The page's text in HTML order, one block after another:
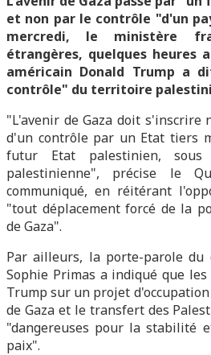
et non par le contrôle "d'un
mercredi, le ministère
étrangères, quelques heures
américain Donald Trump a
contrôle" du territoire
"L'avenir de Gaza doit s'inscrire
d'un contrôle par un Etat tiers
futur Etat palestinien,
palestinienne", précise le
communiqué, en réitérant
"tout déplacement forcé de la
de Gaza".
Par ailleurs, la porte-parole du
Sophie Primas a indiqué que
Trump sur un projet
de Gaza et le transfert des
"dangereuses pour la stabilité
paix".